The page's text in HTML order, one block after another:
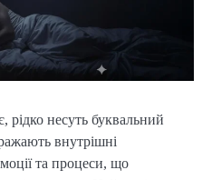
несуть буквальний
внутрішні
та процеси, що